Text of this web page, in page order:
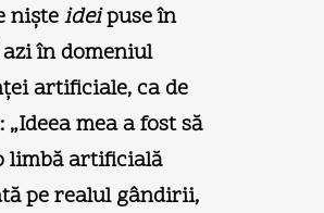
nişteideipuse în
în domeniul
artificiale, ca de
„Ideea mea a fost să
limbă artificială
pe realul gândirii,